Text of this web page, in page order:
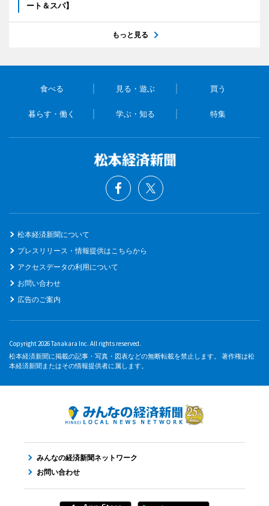
ート＆スパ】
もっと見る
食べる 見る・遊ぶ 買う
暮らす・働く 学ぶ・知る 特集
松本経済新聞について
プレスリリース・情報提供はこちらから
アクセスデータの利用について
お問い合わせ
広告のご案内
Copyright 2026 Tanakara Inc. All rights reserved.
松本経済新聞に掲載の記事・写真・図表などの無断転載を禁止します。 著作権は松
本経済新聞またはその情報提供者に属します。
みんなの経済新聞ネットワーク
お問い合わせ